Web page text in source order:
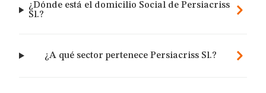
¿Dónde está el domicilio Social de Persiacriss
Sl.?
¿A qué sector pertenece Persiacriss Sl.?